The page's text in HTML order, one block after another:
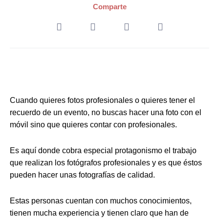
Comparte
Cuando quieres fotos profesionales o quieres tener el
recuerdo de un evento, no buscas hacer una foto con el
móvil sino que quieres contar con profesionales.
Es aquí donde cobra especial protagonismo el trabajo
que realizan los fotógrafos profesionales y es que éstos
pueden hacer unas fotografías de calidad.
Estas personas cuentan con muchos conocimientos,
tienen mucha experiencia y tienen claro que han de